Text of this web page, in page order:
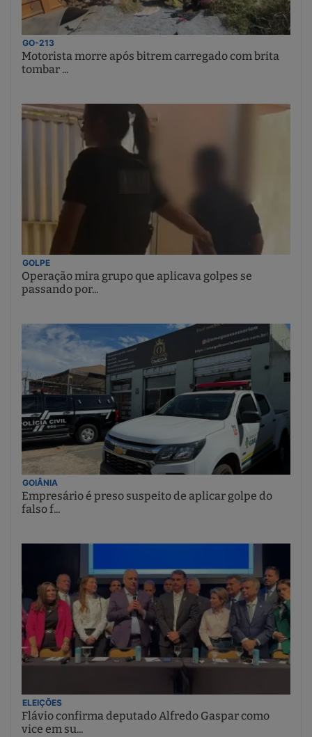
GO-213
Motorista morre após bitrem carregado com brita
tombar ...
GOLPE
Operação mira grupo que aplicava golpes se
passando por...
GOIÂNIA
Empresário é preso suspeito de aplicar golpe do
falso f...
ELEIÇÕES
Flávio confirma deputado Alfredo Gaspar como
vice em su...